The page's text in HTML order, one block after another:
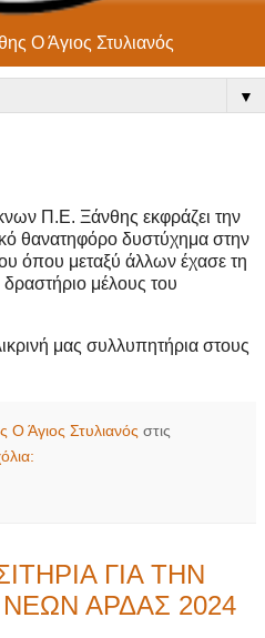
Ο Άγιος Στυλιανός
▼
Π.Ε. Ξάνθης εκφράζει την
θανατηφόρο δυστύχημα στην
όπου μεταξύ άλλων έχασε τη
μέλους του
μας συλλυπητήρια στους
Ο Άγιος Στυλιανός στις
ΓΙΑ ΤΗΝ
ΑΡΔΑΣ 2024